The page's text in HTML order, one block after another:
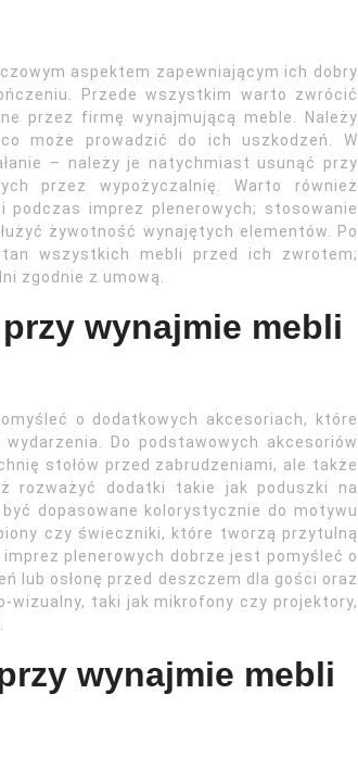
aspektem zapewniającym ich dobry
Przede wszystkim warto zwrócić
przez firmę wynajmującą meble. Należy
może prowadzić do ich uszkodzeń. W
– należy je natychmiast usunąć przy
przez wypożyczalnię. Warto również
imprez plenerowych; stosowanie
żywotność wynajętych elementów. Po
wszystkich mebli przed ich zwrotem;
zgodnie z umową.
wynajmie mebli
o dodatkowych akcesoriach, które
Do podstawowych akcesoriów
stołów przed zabrudzeniami, ale także
rozważyć dodatki takie jak poduszki na
dopasowane kolorystycznie do motywu
czy świeczniki, które tworzą przytulną
plenerowych dobrze jest pomyśleć o
lub osłonę przed deszczem dla gości oraz
taki jak mikrofony czy projektory,
wynajmie mebli